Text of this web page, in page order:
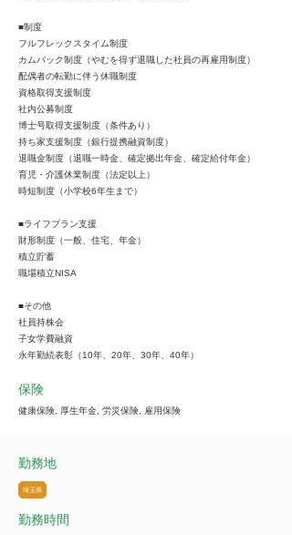
■制度
フルフレックスタイム制度
カムバック制度（やむを得ず退職した社員の再雇用制度）
配偶者の転勤に伴う休職制度
資格取得支援制度
社内公募制度
博士号取得支援制度（条件あり）
持ち家支援制度（銀行提携融資制度）
退職金制度（退職一時金、確定拠出年金、確定給付年金）
育児・介護休業制度（法定以上）
時短制度（小学校6年生まで）
■ライフプラン支援
財形制度（一般、住宅、年金）
積立貯蓄
職場積立NISA
■その他
社員持株会
子女学費融資
永年勤続表彰（10年、20年、30年、40年）
保険
健康保険, 厚生年金, 労災保険, 雇用保険
勤務地
埼玉県
勤務時間